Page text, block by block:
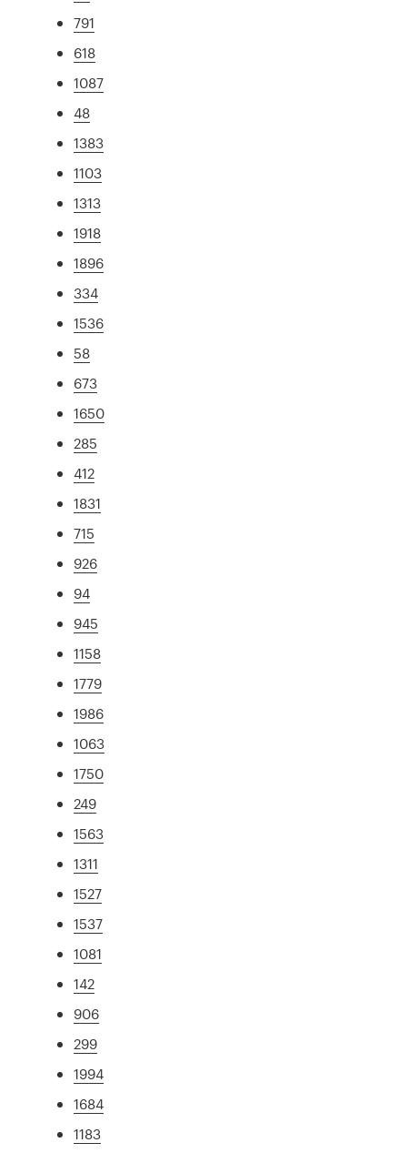
791
618
1087
48
1383
1103
1313
1918
1896
334
1536
58
673
1650
285
412
1831
715
926
94
945
1158
1779
1986
1063
1750
249
1563
1311
1527
1537
1081
142
906
299
1994
1684
1183